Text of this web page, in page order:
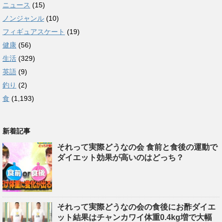
ニュース (15)
ノンジャンル (10)
フィギュアスケート (19)
健康 (56)
生活 (329)
英語 (9)
釣り (2)
食 (1,193)
新着記事
それって実際どうなの会 食前と食後の運動で
ダイエット効果が高いのはどっち？
それって実際どうなの会の食後にお酢ダイエ
ット結果はチャンカワイ体重0.4kg増で大幅